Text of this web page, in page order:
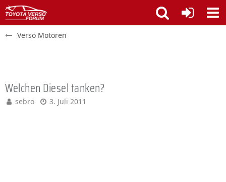
Verso Motoren
Welchen Diesel tanken?
sebro 3. Juli 2011